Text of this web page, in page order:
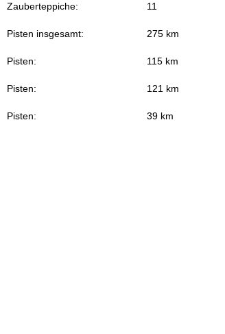
Zauberteppiche: 11
Pisten insgesamt: 275 km
Pisten: 115 km
Pisten: 121 km
Pisten: 39 km